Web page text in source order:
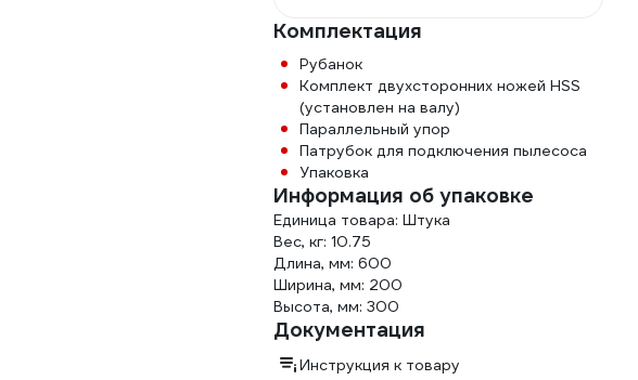
Комплектация
Рубанок
Комплект двухсторонних ножей HSS
(установлен на валу)
Параллельный упор
Патрубок для подключения пылесоса
Упаковка
Информация об упаковке
Единица товара: Штука
Вес, кг: 10.75
Длина, мм: 600
Ширина, мм: 200
Высота, мм: 300
Документация
Инструкция к товару